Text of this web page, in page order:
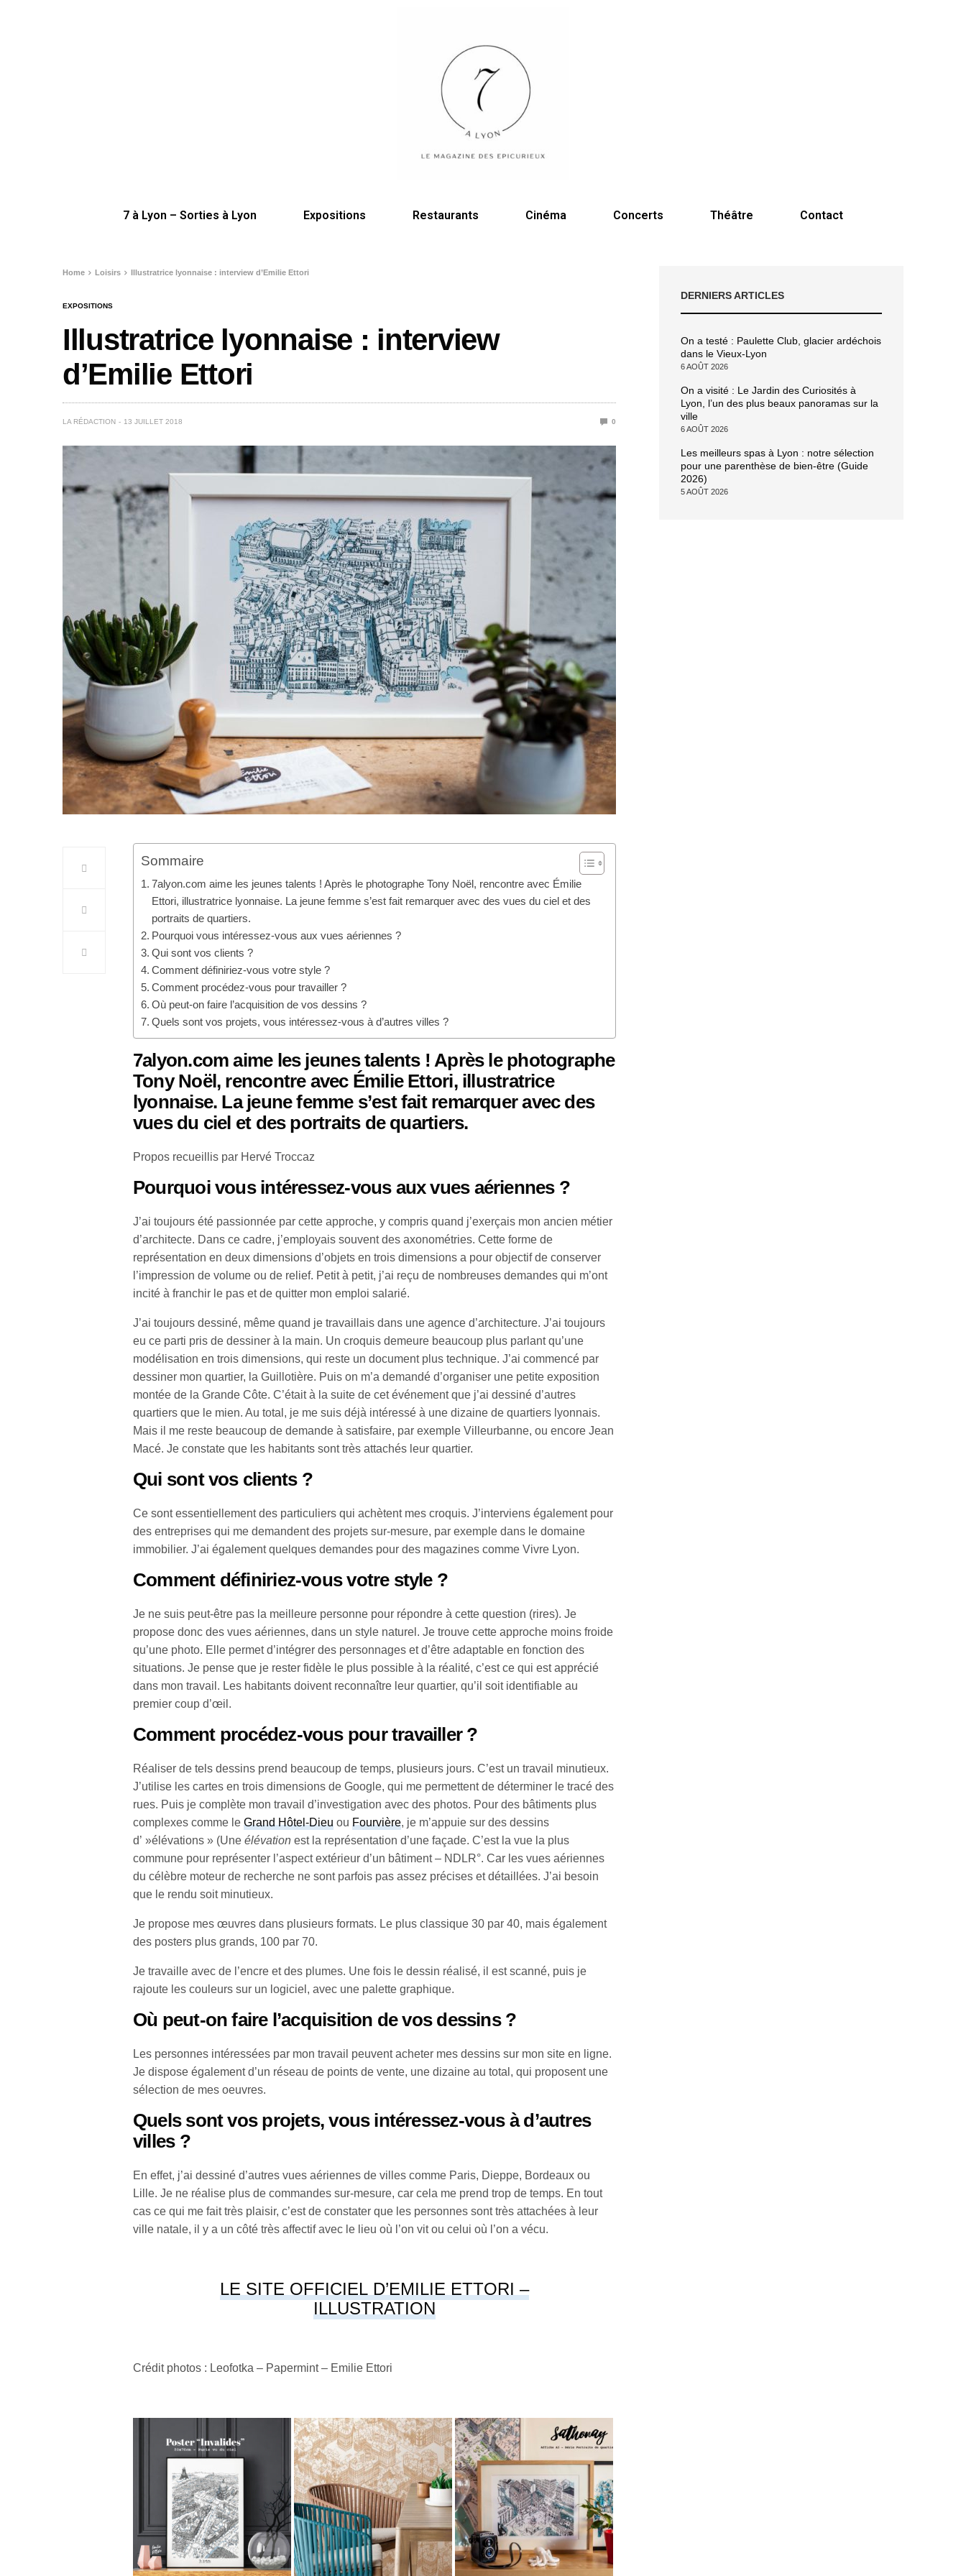
7 à Lyon – Sorties à Lyon Expositions Restaurants Cinéma Concerts Théâtre Contact
Home Loisirs Illustratrice lyonnaise : interview d’Emilie Ettori
EXPOSITIONS
Illustratrice lyonnaise : interview
d’Emilie Ettori
LA RÉDACTION 13 JUILLET 2018 0
Sommaire
7alyon.com aime les jeunes talents ! Après le photographe Tony Noël, rencontre avec Émilie
Ettori, illustratrice lyonnaise. La jeune femme s’est fait remarquer avec des vues du ciel et des
portraits de quartiers.
Pourquoi vous intéressez-vous aux vues aériennes ?
Qui sont vos clients ?
Comment définiriez-vous votre style ?
Comment procédez-vous pour travailler ?
Où peut-on faire l’acquisition de vos dessins ?
Quels sont vos projets, vous intéressez-vous à d’autres villes ?
7alyon.com aime les jeunes talents ! Après le photographe
Tony Noël, rencontre avec Émilie Ettori, illustratrice
lyonnaise. La jeune femme s’est fait remarquer avec des
vues du ciel et des portraits de quartiers.
Propos recueillis par Hervé Troccaz
Pourquoi vous intéressez-vous aux vues aériennes ?
J’ai toujours été passionnée par cette approche, y compris quand j’exerçais mon ancien métier
d’architecte. Dans ce cadre, j’employais souvent des axonométries. Cette forme de
représentation en deux dimensions d’objets en trois dimensions a pour objectif de conserver
l’impression de volume ou de relief. Petit à petit, j’ai reçu de nombreuses demandes qui m’ont
incité à franchir le pas et de quitter mon emploi salarié.
J’ai toujours dessiné, même quand je travaillais dans une agence d’architecture. J’ai toujours
eu ce parti pris de dessiner à la main. Un croquis demeure beaucoup plus parlant qu’une
modélisation en trois dimensions, qui reste un document plus technique. J’ai commencé par
dessiner mon quartier, la Guillotière. Puis on m’a demandé d’organiser une petite exposition
montée de la Grande Côte. C’était à la suite de cet événement que j’ai dessiné d’autres
quartiers que le mien. Au total, je me suis déjà intéressé à une dizaine de quartiers lyonnais.
Mais il me reste beaucoup de demande à satisfaire, par exemple Villeurbanne, ou encore Jean
Macé. Je constate que les habitants sont très attachés leur quartier.
Qui sont vos clients ?
Ce sont essentiellement des particuliers qui achètent mes croquis. J’interviens également pour
des entreprises qui me demandent des projets sur-mesure, par exemple dans le domaine
immobilier. J’ai également quelques demandes pour des magazines comme Vivre Lyon.
Comment définiriez-vous votre style ?
Je ne suis peut-être pas la meilleure personne pour répondre à cette question (rires). Je
propose donc des vues aériennes, dans un style naturel. Je trouve cette approche moins froide
qu’une photo. Elle permet d’intégrer des personnages et d’être adaptable en fonction des
situations. Je pense que je rester fidèle le plus possible à la réalité, c’est ce qui est apprécié
dans mon travail. Les habitants doivent reconnaître leur quartier, qu’il soit identifiable au
premier coup d’œil.
Comment procédez-vous pour travailler ?
Réaliser de tels dessins prend beaucoup de temps, plusieurs jours. C’est un travail minutieux.
J’utilise les cartes en trois dimensions de Google, qui me permettent de déterminer le tracé des
rues. Puis je complète mon travail d’investigation avec des photos. Pour des bâtiments plus
complexes comme leGrand Hôtel-Dieu ouFourvière, je m’appuie sur des dessins
d’ »élévations » (Uneélévation est la représentation d’une façade. C’est la vue la plus
commune pour représenter l’aspect extérieur d’un bâtiment – NDLR°. Car les vues aériennes
du célèbre moteur de recherche ne sont parfois pas assez précises et détaillées. J’ai besoin
que le rendu soit minutieux.
Je propose mes œuvres dans plusieurs formats. Le plus classique 30 par 40, mais également
des posters plus grands, 100 par 70.
Je travaille avec de l’encre et des plumes. Une fois le dessin réalisé, il est scanné, puis je
rajoute les couleurs sur un logiciel, avec une palette graphique.
Où peut-on faire l’acquisition de vos dessins ?
Les personnes intéressées par mon travail peuvent acheter mes dessins sur mon site en ligne.
Je dispose également d’un réseau de points de vente, une dizaine au total, qui proposent une
sélection de mes oeuvres.
Quels sont vos projets, vous intéressez-vous à d’autres
villes ?
En effet, j’ai dessiné d’autres vues aériennes de villes comme Paris, Dieppe, Bordeaux ou
Lille. Je ne réalise plus de commandes sur-mesure, car cela me prend trop de temps. En tout
cas ce qui me fait très plaisir, c’est de constater que les personnes sont très attachées à leur
ville natale, il y a un côté très affectif avec le lieu où l’on vit ou celui où l’on a vécu.
LE SITE OFFICIEL D’EMILIE ETTORI –
ILLUSTRATION
Crédit photos : Leofotka – Papermint – Emilie Ettori
DERNIERS ARTICLES
On a testé : Paulette Club, glacier ardéchois
dans le Vieux-Lyon
6 AOÛT 2026
On a visité : Le Jardin des Curiosités à
Lyon, l’un des plus beaux panoramas sur la
ville
6 AOÛT 2026
Les meilleurs spas à Lyon : notre sélection
pour une parenthèse de bien-être (Guide
2026)
5 AOÛT 2026